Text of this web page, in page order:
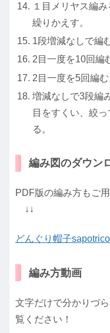
１目メリヤス編
繰りかえす。
1段増減なしで編
2目一度を10回編
2目一度を5回編む
増減なしで3段編
目をすくい、絞
る。
編み図のダウン
PDF版の編み方もご
↓↓
どんぐり帽子
編み方動画
文字だけで分かりづ
覧ください！